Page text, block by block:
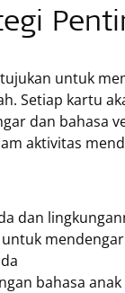
untuk
Setiap kartu
dan bahasa
aktivitas
dan
bahasa